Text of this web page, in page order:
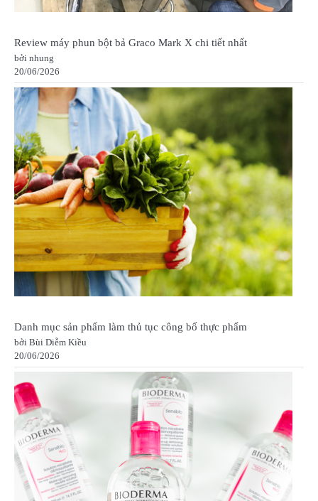
Review máy phun bột bả Graco Mark X chi tiết nhất
bởi nhung
20/06/2026
Danh mục sản phẩm làm thủ tục công bố thực phẩm
bởi Bùi Diễm Kiều
20/06/2026